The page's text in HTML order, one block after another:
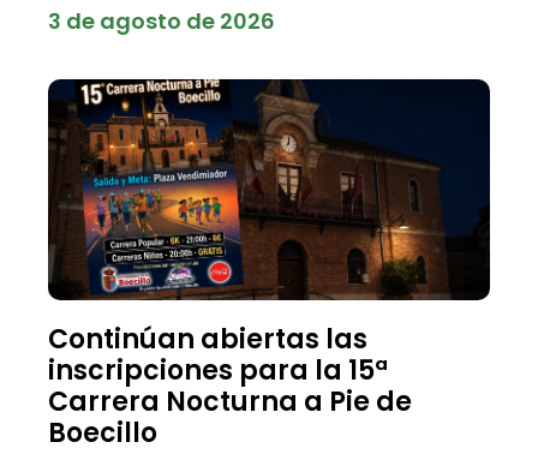
3 de agosto de 2026
Continúan abiertas las
inscripciones para la 15ª
Carrera Nocturna a Pie de
Boecillo